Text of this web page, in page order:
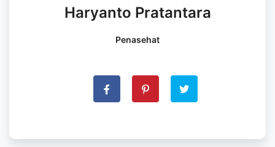
Haryanto Pratantara
Penasehat